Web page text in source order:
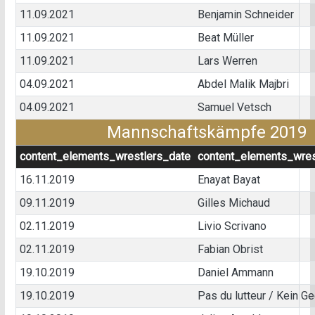
11.09.2021
Benjamin Schneider
11.09.2021
Beat Müller
11.09.2021
Lars Werren
04.09.2021
Abdel Malik Majbri
04.09.2021
Samuel Vetsch
Mannschaftskämpfe 2019
content_elements_wrestlers_date
16.11.2019
Enayat Bayat
09.11.2019
Gilles Michaud
02.11.2019
Livio Scrivano
02.11.2019
Fabian Obrist
19.10.2019
Daniel Ammann
19.10.2019
Pas du lutteur / Kein